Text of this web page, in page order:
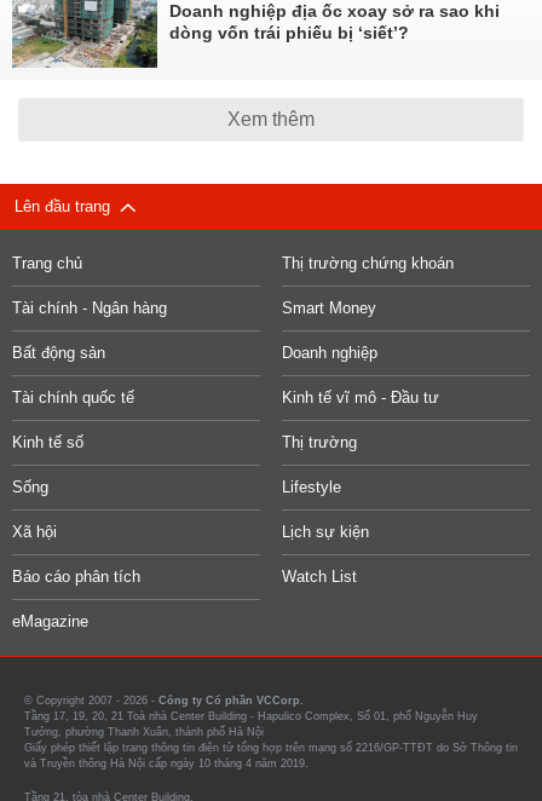
Doanh nghiệp địa ốc xoay sở ra sao khi
dòng vốn trái phiếu bị ‘siết’?
Xem thêm
Lên đầu trang
Trang chủ Thị trường chứng khoán
Tài chính - Ngân hàng Smart Money
Bất động sản Doanh nghiệp
Tài chính quốc tế Kinh tế vĩ mô - Đầu tư
Kinh tế số Thị trường
Sống Lifestyle
Xã hội Lịch sự kiện
Báo cáo phân tích Watch List
eMagazine
© Copyright 2007 - 2026 - Công ty Cổ phần VCCorp.
Tầng 17, 19, 20, 21 Toà nhà Center Building - Hapulico Complex, Số 01, phố Nguyễn Huy
Tưởng, phường Thanh Xuân, thành phố Hà Nội
Giấy phép thiết lập trang thông tin điện tử tổng hợp trên mạng số 2216/GP-TTĐT do Sở Thông tin
và Truyền thông Hà Nội cấp ngày 10 tháng 4 năm 2019.
Tầng 21, tòa nhà Center Building.